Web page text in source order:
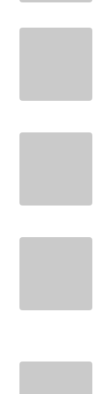
JATENG
WN
JATIM
WN